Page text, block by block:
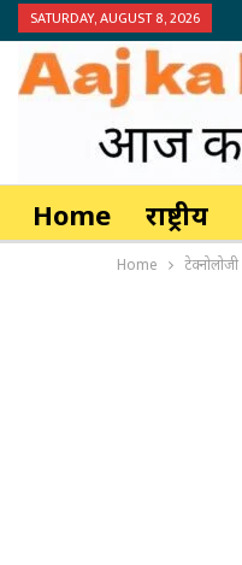
SATURDAY, AUGUST 8, 2026
Home राष्ट्रीय
Home टेक्नोलोजी